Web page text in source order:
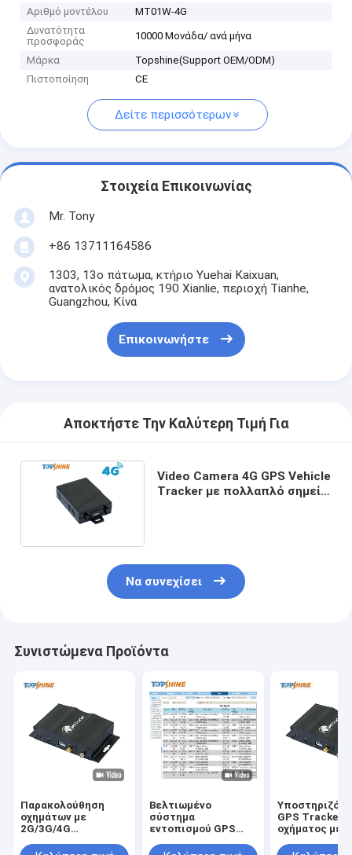
Αριθμό μοντέλου
MT01W-4G
Δυνατότητα
προσφοράς
10000 Μονάδα/ ανά μήνα
Μάρκα
Topshine(Support OEM/ODM)
Πιστοποίηση
CE
Δείτε περισσότερων
Στοιχεία Επικοινωνίας
Mr. Tony
+86 13711164586
1303, 13ο πάτωμα, κτήριο Yuehai Kaixuan,
ανατολικός δρόμος 190 Xianlie, περιοχή Tianhe,
Guangzhou, Κίνα
Επικοινωνήστε
Αποκτήστε Την Καλύτερη Τιμή Για
Video Camera 4G GPS Vehicle
Tracker με πολλαπλό σημείο
Να συνεχίσει
Συνιστώμενα Προϊόντα
Παρακολούθηση
οχημάτων με
2G/3G/4G
GPRS συναγερμός
Βελτιωμένο
σύστημα
εντοπισμού GPS
εφοδιαστικής
GPS Tracker
οχήματος με